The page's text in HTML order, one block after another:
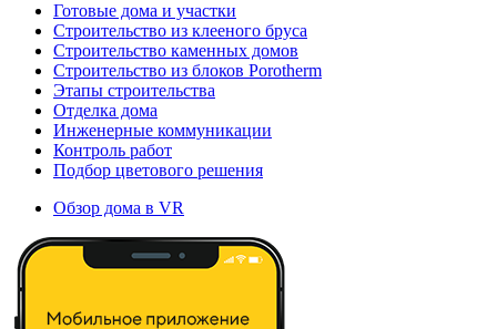
Готовые дома и участки
Строительство из клееного бруса
Строительство каменных домов
Строительство из блоков Porotherm
Этапы строительства
Отделка дома
Инженерные коммуникации
Контроль работ
Подбор цветового решения
Обзор дома в VR